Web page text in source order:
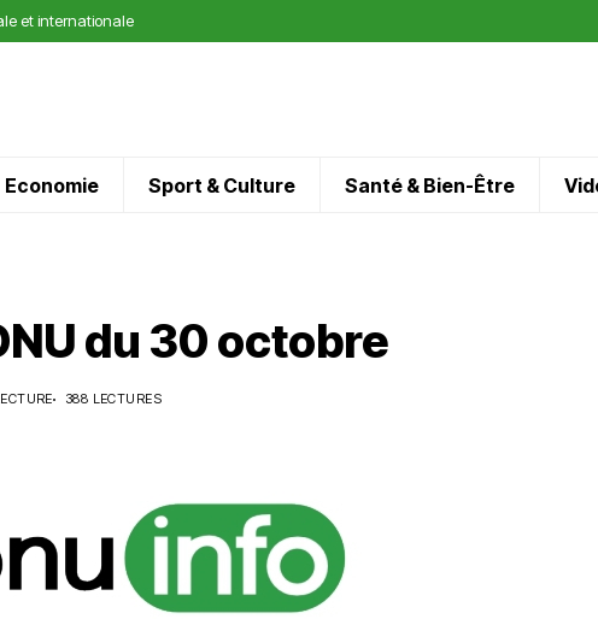
et internationale
Economie Sport & Culture Santé & Bien-Être
du 30 octobre
388 LECTURES